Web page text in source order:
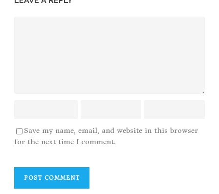
Save my name, email, and website in this browser
for the next time I comment.